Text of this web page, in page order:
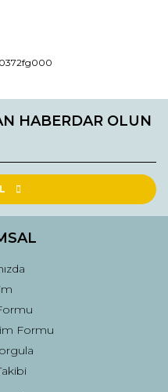
açıklamalarında ve diğer
bulunuyor.
olmalı.
HABERDAR OLUN
Formu